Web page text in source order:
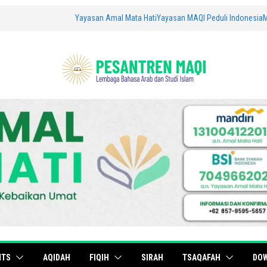
Yayasan Amal Mata HatiYayasan MAQI Peduli Indonesia
AQIDAH FIQIH SIRAH TSAQAFAH